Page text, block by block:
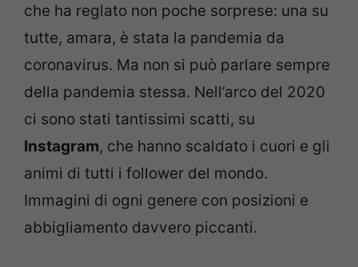
che ha reglato non poche sorprese: una su
tutte, amara, è stata la pandemia da
coronavirus. Ma non si può parlare sempre
della pandemia stessa. Nell’arco del 2020
ci sono stati tantissimi scatti, su
Instagram, che hanno scaldato i cuori e gli
animi di tutti i follower del mondo.
Immagini di ogni genere con posizioni e
abbigliamento davvero piccanti.